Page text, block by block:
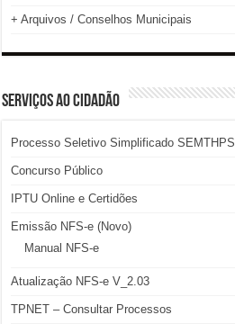
+ Arquivos / Conselhos Municipais
SERVIÇOS AO CIDADÃO
Processo Seletivo Simplificado SEMTHPS
Concurso Público
IPTU Online e Certidões
Emissão NFS-e (Novo)
Manual NFS-e
Atualização NFS-e V_2.03
TPNET – Consultar Processos